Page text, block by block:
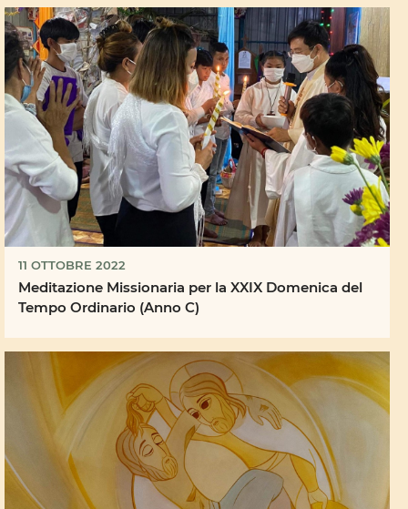
11 OTTOBRE 2022
Meditazione Missionaria per la XXIX Domenica del
Tempo Ordinario (Anno C)